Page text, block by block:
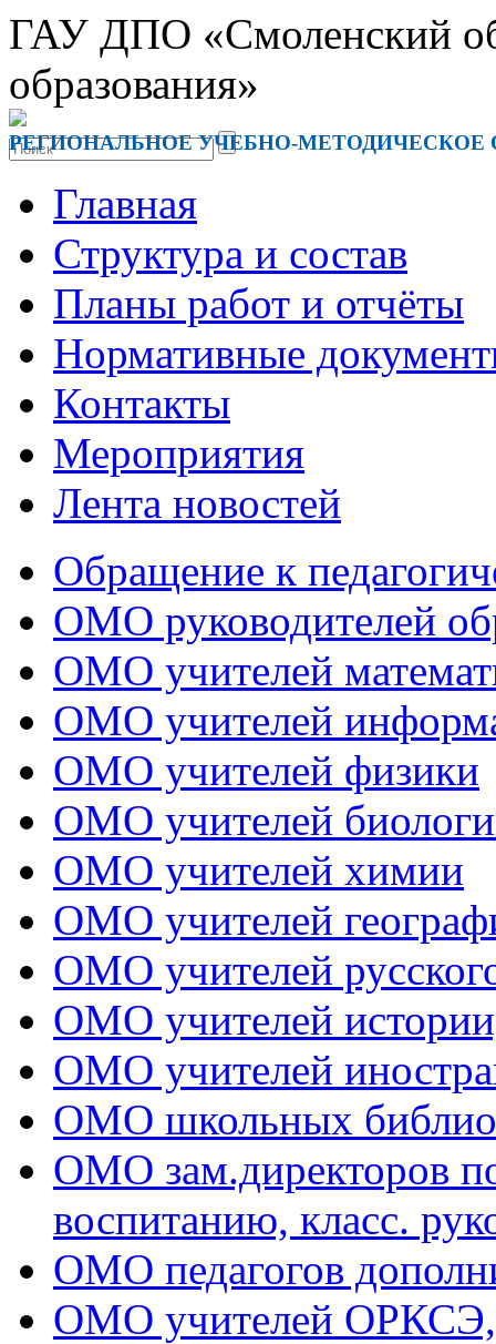
ГАУ ДПО «Смоленский
образования»
РЕГИОНАЛЬНОЕ УЧЕБНО-МЕТОДИЧЕСКОЕ
Главная
Структура и состав
Планы работ и отчёты
Нормативные
Контакты
Мероприятия
Лента новостей
Обращение к
ОМО руководителей
ОМО учителей
ОМО учителей
ОМО учителей физики
ОМО учителей
ОМО учителей химии
ОМО учителей
ОМО учителей
ОМО учителей
ОМО учителей
ОМО школьных
ОМО зам.директоров
воспитанию, класс.
ОМО педагогов
ОМО учителей